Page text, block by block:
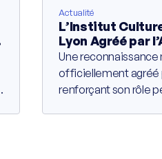
Actualité
L’Institut
Lyon Agréé par
Partenariat
Contre
Une reconnaissance
officiellement agréé
renforçant son rôle